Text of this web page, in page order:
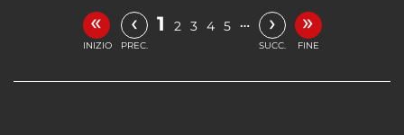
«
INIZIO
‹
PREC.
1 2 3 4 5 … ›
SUCC.
»
FINE